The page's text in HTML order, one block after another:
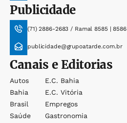
Publicidade
(71) 2886-2683 / Ramal 8585 | 8586
publicidade@grupoatarde.com.br
Canais e Editorias
Autos
Bahia
Brasil
Saúde
E.c. Bahia
E.c. Vitória
Empregos
Gastronomia